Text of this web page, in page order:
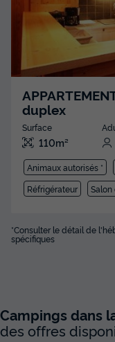
duplex
Surface
110m²
Animaux autorisés *
Réfrigérateur
*Consulter le détail de
spécifiques
Campings dans
des offres